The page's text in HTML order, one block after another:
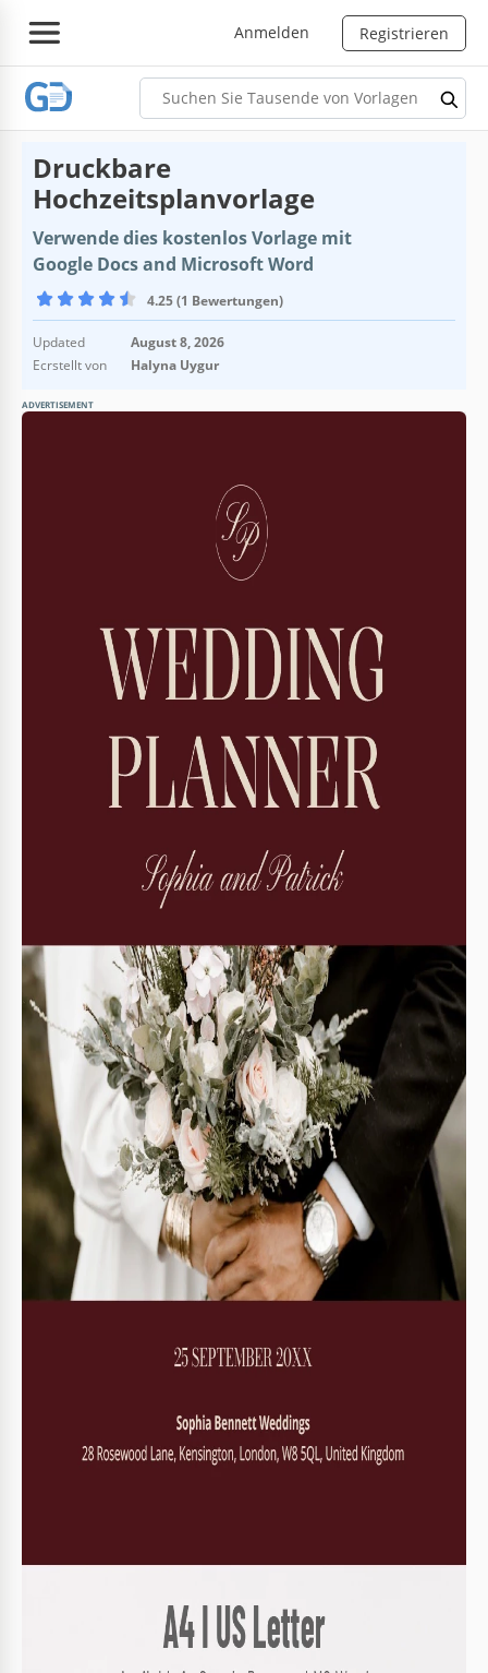
Anmelden Registrieren
Druckbare
Hochzeitsplanvorlage
Verwende dies kostenlos Vorlage mit
Google Docs and Microsoft Word
4.25 (1 Bewertungen)
Updated
August 8, 2026
Ecrstellt von
Halyna Uygur
ADVERTISEMENT